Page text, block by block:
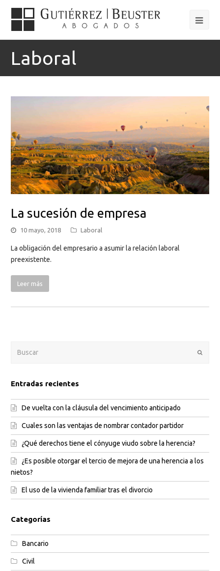
Laboral
La sucesión de empresa
10 mayo, 2018 Laboral
La obligación del empresario a asumir la relación laboral
preexistente.
Leer más
Enviar
Entradas recientes
De vuelta con la cláusula del vencimiento anticipado
Cuales son las ventajas de nombrar contador partidor
¿Qué derechos tiene el cónyuge viudo sobre la herencia?
¿Es posible otorgar el tercio de mejora de una herencia a los
nietos?
El uso de la vivienda familiar tras el divorcio
Categorías
Bancario
Civil